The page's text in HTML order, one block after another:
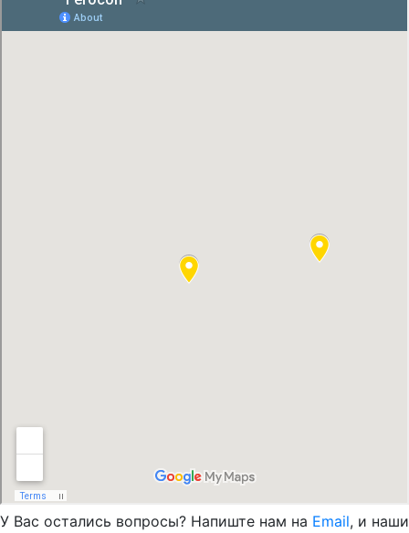
У Вас остались вопросы? Напиште нам на Email, и наши